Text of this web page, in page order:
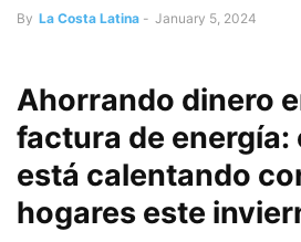
By La Costa Latina - January 5, 2024
Ahorrando dinero
factura de energía:
está calentando
hogares este